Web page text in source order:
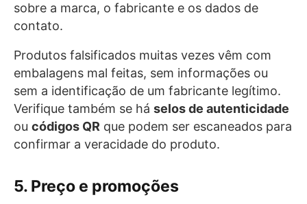
sobre a marca, o fabricante e os dados de
contato.
Produtos falsificados muitas vezes vêm com
embalagens mal feitas, sem informações ou
sem a identificação de um fabricante legítimo.
Verifique também se há selos de autenticidade
ou códigos QR que podem ser escaneados para
confirmar a veracidade do produto.
5. Preço e promoções